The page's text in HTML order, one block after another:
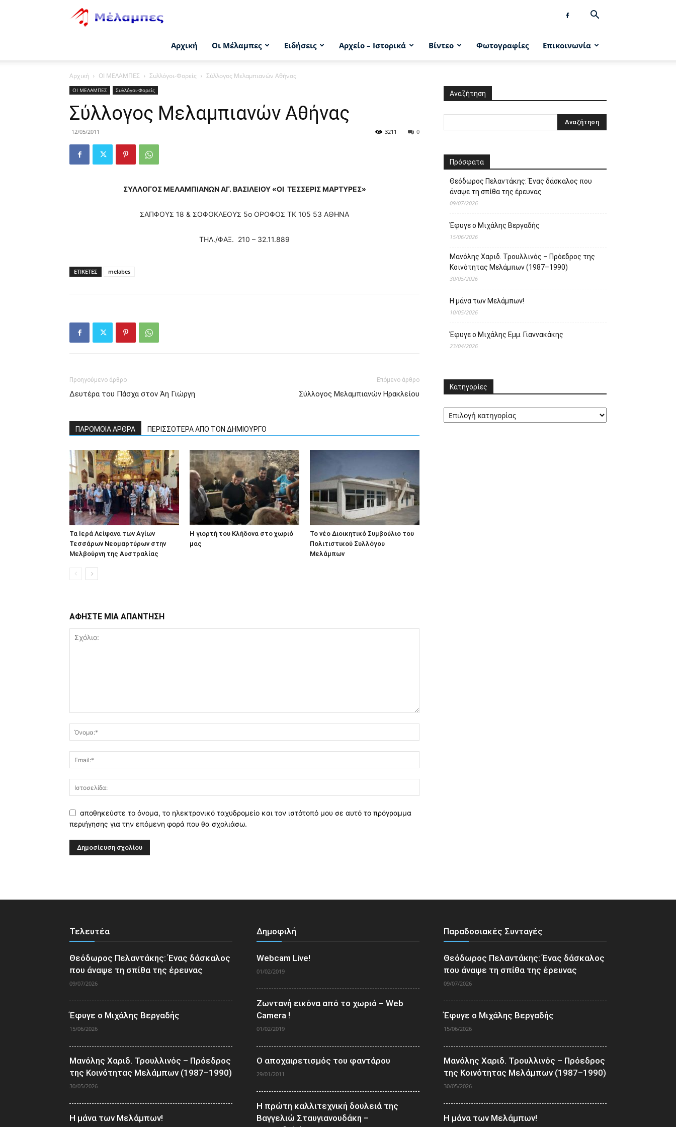
Αρχική Οι Μέλαμπες Ειδήσεις Αρχείο – Ιστορικά Βίντεο Φωτογραφίες Επικοινωνία
Αρχική ΟΙ ΜΕΛΑΜΠΕΣ Συλλόγοι-Φορείς Σύλλογος Μελαμπιανών Αθήνας
ΟΙ ΜΕΛΑΜΠΕΣ Συλλόγοι-Φορείς
Σύλλογος Μελαμπιανών Αθήνας
12/05/2011 0
3211
ΣΥΛΛΟΓΟΣ ΜΕΛΑΜΠΙΑΝΩΝ ΑΓ. ΒΑΣΙΛΕΙΟΥ «ΟΙ ΤΕΣΣΕΡΙΣ ΜΑΡΤΥΡΕΣ»
ΣΑΠΦΟΥΣ 18 & ΣΟΦΟΚΛΕΟΥΣ 5ο ΟΡΟΦΟΣ ΤΚ 105 53 ΑΘΗΝΑ
ΤΗΛ./ΦΑΞ. 210 – 32.11.889
ΕΤΙΚΕΤΕΣ melabes
Προηγούμενο άρθρο
Δευτέρα του Πάσχα στον Άη Γιώργη
Επόμενο άρθρο
Σύλλογος Μελαμπιανών Ηρακλείου
ΠΑΡΟΜΟΙΑ ΑΡΘΡΑ ΠΕΡΙΣΣΟΤΕΡΑ ΑΠΟ ΤΟΝ ΔΗΜΙΟΥΡΓΟ
Τα Ιερά Λείψανα των Αγίων
Τεσσάρων Νεομαρτύρων στην
Μελβούρνη της Αυστραλίας
Η γιορτή του Κλήδονα στο χωριό
μας
Το νέο Διοικητικό Συμβούλιο του
Πολιτιστικού Συλλόγου
Μελάμπων
ΑΦΗΣΤΕ ΜΙΑ ΑΠΑΝΤΗΣΗ
αποθηκεύστε το όνομα, το ηλεκτρονικό ταχυδρομείο και τον ιστότοπό μου σε αυτό το πρόγραμμα
περιήγησης για την επόμενη φορά που θα σχολιάσω.
Αναζήτηση
Πρόσφατα
Θεόδωρος Πελαντάκης: Ένας δάσκαλος που
άναψε τη σπίθα της έρευνας
09/07/2026
Έφυγε ο Μιχάλης Βεργαδής
15/06/2026
Μανόλης Χαριδ. Τρουλλινός – Πρόεδρος της
Κοινότητας Μελάμπων (1987–1990)
30/05/2026
Η μάνα των Μελάμπων!
10/05/2026
Έφυγε ο Μιχάλης Εμμ. Γιαννακάκης
23/04/2026
Κατηγορίες
Κατηγορίες
Τελευτέα
Θεόδωρος Πελαντάκης: Ένας δάσκαλος
που άναψε τη σπίθα της έρευνας
09/07/2026
Έφυγε ο Μιχάλης Βεργαδής
15/06/2026
Μανόλης Χαριδ. Τρουλλινός – Πρόεδρος
της Κοινότητας Μελάμπων (1987–1990)
30/05/2026
Η μάνα των Μελάμπων!
Δημοφιλή
Webcam Live!
01/02/2019
Ζωντανή εικόνα από το χωριό – Web
Camera !
01/02/2019
Ο αποχαιρετισμός του φαντάρου
29/01/2011
Η πρώτη καλλιτεχνική δουλειά της
Βαγγελιώ Σταυγιανουδάκη –
Παραδοσιακές Συνταγές
Θεόδωρος Πελαντάκης: Ένας δάσκαλος
που άναψε τη σπίθα της έρευνας
09/07/2026
Έφυγε ο Μιχάλης Βεργαδής
15/06/2026
Μανόλης Χαριδ. Τρουλλινός – Πρόεδρος
της Κοινότητας Μελάμπων (1987–1990)
30/05/2026
Η μάνα των Μελάμπων!